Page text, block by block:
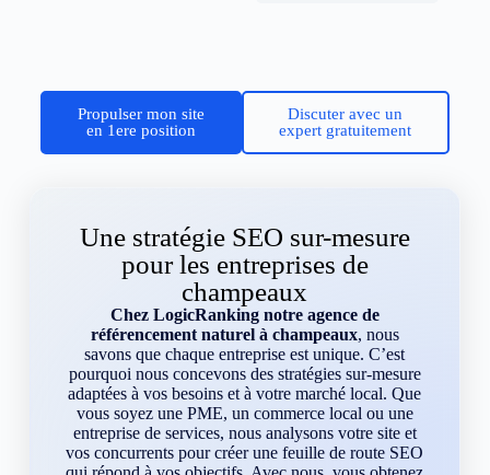
Propulser mon site
en 1ere position
Discuter avec un
expert gratuitement
Une stratégie SEO sur-mesure
pour les entreprises de
champeaux
Chez LogicRanking notre agence de
référencement naturel à champeaux, nous
savons que chaque entreprise est unique. C’est
pourquoi nous concevons des stratégies sur-mesure
adaptées à vos besoins et à votre marché local. Que
vous soyez une PME, un commerce local ou une
entreprise de services, nous analysons votre site et
vos concurrents pour créer une feuille de route SEO